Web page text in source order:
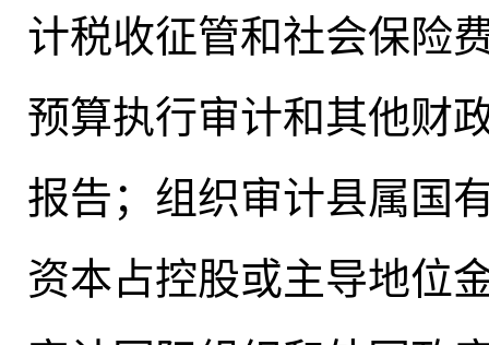
计税收征管和社会保险
预算执行审计和其他财
报告； 组织审计县属国
资本占控股或主导地位